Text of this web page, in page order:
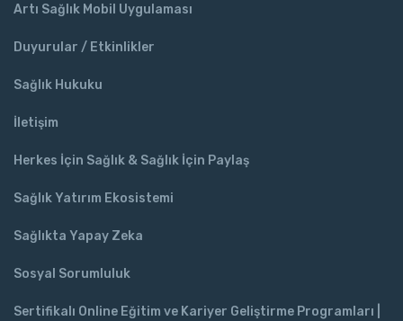
Artı Sağlık Mobil Uygulaması
Duyurular / Etkinlikler
Sağlık Hukuku
İletişim
Herkes İçin Sağlık & Sağlık İçin Paylaş
Sağlık Yatırım Ekosistemi
Sağlıkta Yapay Zeka
Sosyal Sorumluluk
Sertifikalı Online Eğitim ve Kariyer Geliştirme Programları |